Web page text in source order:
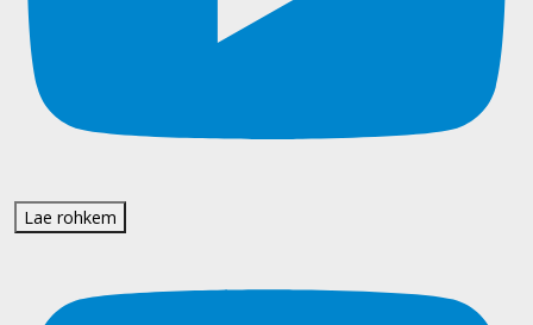
Lae rohkem